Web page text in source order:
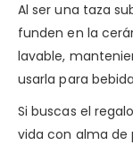
Al ser una taza
funden en la
lavable,
usarla para
Si buscas el
vida con alma de